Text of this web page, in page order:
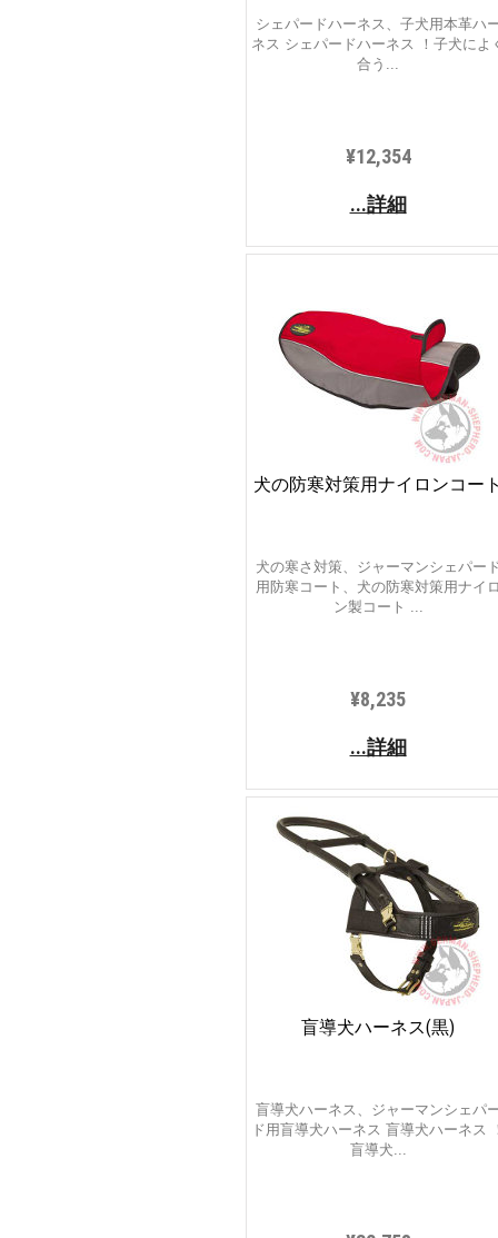
シェパードハーネス、子犬用本革ハ
ネス シェパードハーネス ！子犬によ
合う...
¥12,354
...詳細
犬の防寒対策用ナイロンコー
犬の寒さ対策、ジャーマンシェパー
用防寒コート、犬の防寒対策用ナイ
ン製コート ...
¥8,235
...詳細
盲導犬ハーネス(黒)
盲導犬ハーネス、ジャーマンシェパ
ド用盲導犬ハーネス 盲導犬ハーネス
盲導犬...